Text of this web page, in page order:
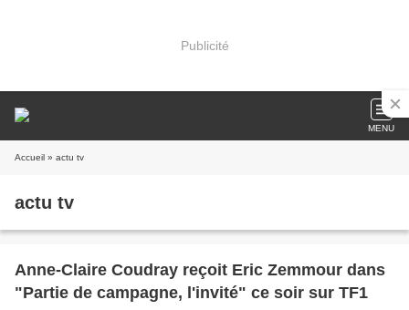
Publicité
MENU
Accueil » actu tv
actu tv
Anne-Claire Coudray reçoit Eric Zemmour dans
"Partie de campagne, l'invité" ce soir sur TF1